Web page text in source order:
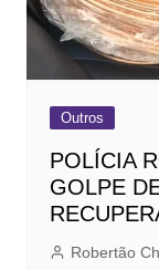
Outros
POLÍCIA
GOLPE
Robertão